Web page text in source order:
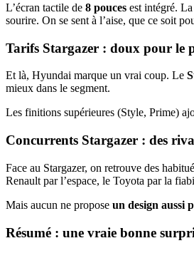
L’écran tactile de 8 pouces est intégré.
sourire. On se sent à l’aise, que ce soit
Tarifs Stargazer : doux pour le
Et là, Hyundai marque un vrai coup. Le
mieux dans le segment.
Les finitions supérieures (Style, Prime)
Concurrents Stargazer : des
Face au Stargazer, on retrouve des
Renault par l’espace, le Toyota par la
Mais aucun ne propose un design aussi
Résumé : une vraie bonne